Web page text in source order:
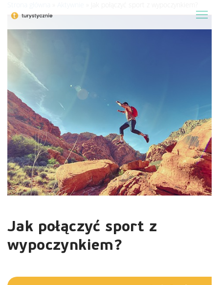
Jak połączyć sport z
wypoczynkiem?